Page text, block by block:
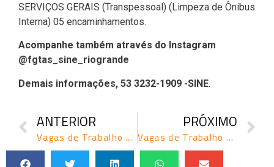
SERVIÇOS GERAIS (Transpessoal) (Limpeza de Ônibus
Interna) 05 encaminhamentos.
Acompanhe também através do Instagram
@fgtas_sine_riogrande
Demais informações, 53 3232-1909 -SINE.
ANTERIOR
Vagas de Trabalho Sine – Dia 06/04/2026
PRÓXIMO
Vagas de Trabalho Sine – Dia 08/04/2026